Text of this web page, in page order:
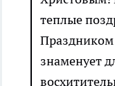
теплые
Праздником
знаменует